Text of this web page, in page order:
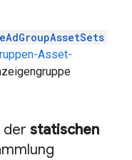
Asset-
der statischen